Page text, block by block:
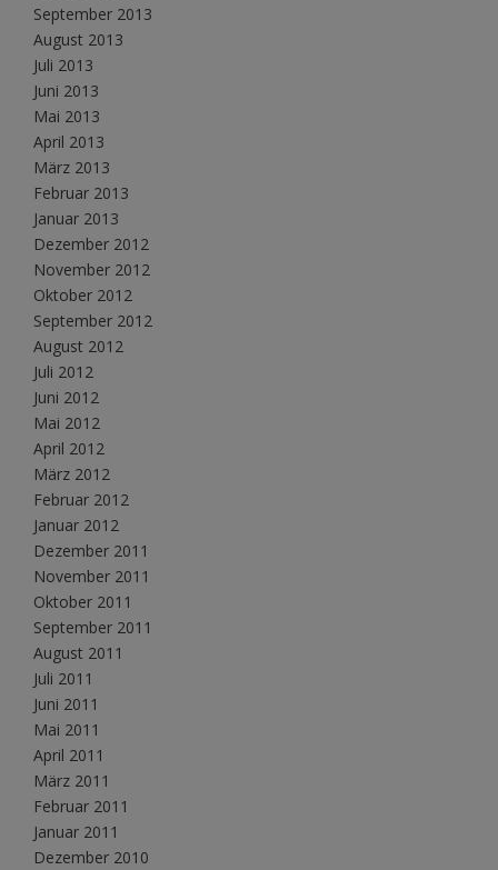
September 2013
August 2013
Juli 2013
Juni 2013
Mai 2013
April 2013
März 2013
Februar 2013
Januar 2013
Dezember 2012
November 2012
Oktober 2012
September 2012
August 2012
Juli 2012
Juni 2012
Mai 2012
April 2012
März 2012
Februar 2012
Januar 2012
Dezember 2011
November 2011
Oktober 2011
September 2011
August 2011
Juli 2011
Juni 2011
Mai 2011
April 2011
März 2011
Februar 2011
Januar 2011
Dezember 2010